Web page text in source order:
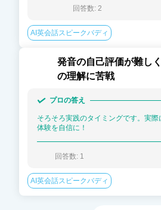
回答数: 2
AI英会話スピークバディ
発音の自己評価が難し
の理解に苦戦
プロの答え
そろそろ実践のタイミングです。実
体験を自信に！
回答数: 1
AI英会話スピークバディ